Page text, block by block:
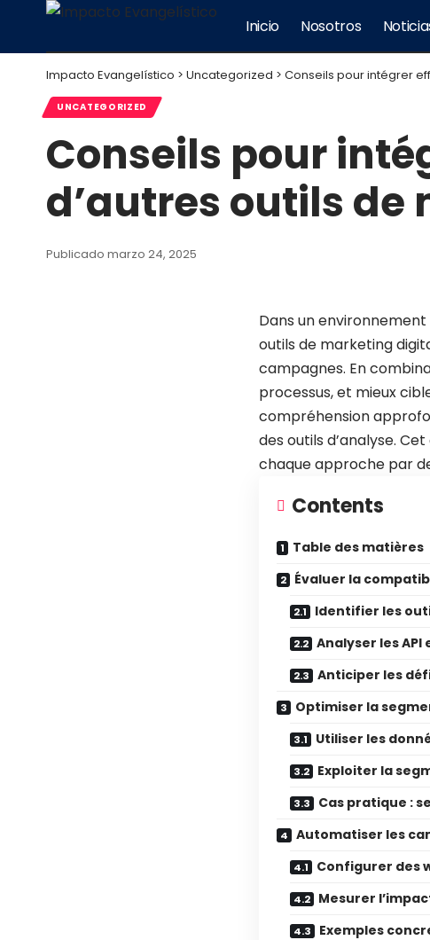
Inicio Nosotros
Impacto Evangelístico > Uncategorized > Conseils pour intégrer
UNCATEGORIZED
Conseils pour
d’autres outils
Publicado marzo 24, 2025
Dans un
outils de marketing
campagnes. En
processus, et mieux
compréhension
des outils d’analyse.
chaque approche par
Contents
Table des matières
Évaluer la
Identifier les
Analyser les
Anticiper les
Optimiser la
Utiliser les
Exploiter la
Cas pratique :
Automatiser les
Configurer des
Mesurer
Exemples